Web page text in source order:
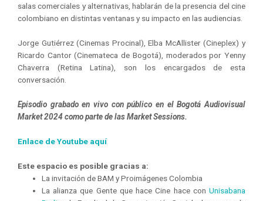
salas comerciales y alternativas, hablarán de la presencia del cine
colombiano en distintas ventanas y su impacto en las audiencias.
Jorge Gutiérrez (Cinemas Procinal), Elba McAllister (Cineplex) y
Ricardo Cantor (Cinemateca de Bogotá), moderados por Yenny
Chaverra (Retina Latina), son los encargados de esta
conversación.
Episodio grabado en vivo con público en el Bogotá Audiovisual
Market 2024 como parte de las Market Sessions.
Enlace de Youtube aquí
Este espacio es posible gracias a:
La invitación de BAM y Proimágenes Colombia
La alianza que Gente que hace Cine hace con Unisabana